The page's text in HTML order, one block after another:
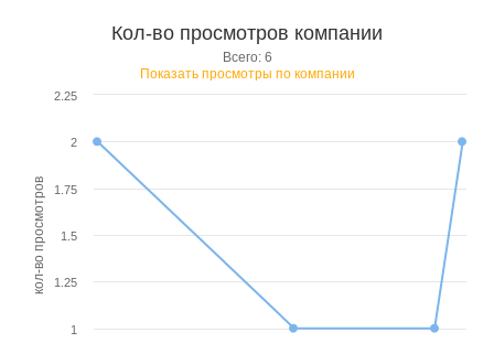
кол-во просмотров
Кол-во просмотров компании
Всего: 6
Показать просмотры по компании
1
1.25
1.5
1.75
2
2.25